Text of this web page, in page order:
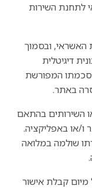
לתחנת השירות
האשראי, ובסמוך
דיגיטלית
המפורשת
באתר.
השירותים בהתאם
או באפליקציה.
שולמה במלואה
קבלת אישור